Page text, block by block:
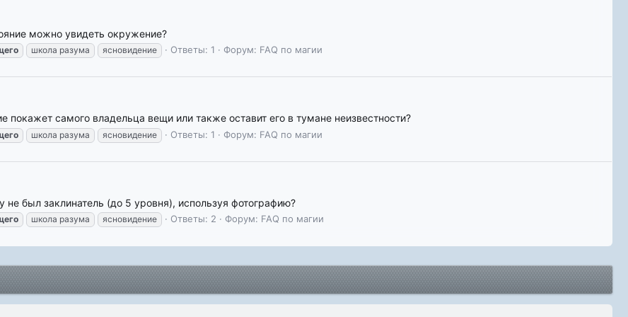
можно увидеть окружение?
школа разума ясновидение Ответы: 1 Форум: FAQ по магии
самого владельца вещи или также оставит его в тумане неизвестности?
школа разума ясновидение Ответы: 1 Форум: FAQ по магии
был заклинатель (до 5 уровня), используя фотографию?
школа разума ясновидение Ответы: 2 Форум: FAQ по магии